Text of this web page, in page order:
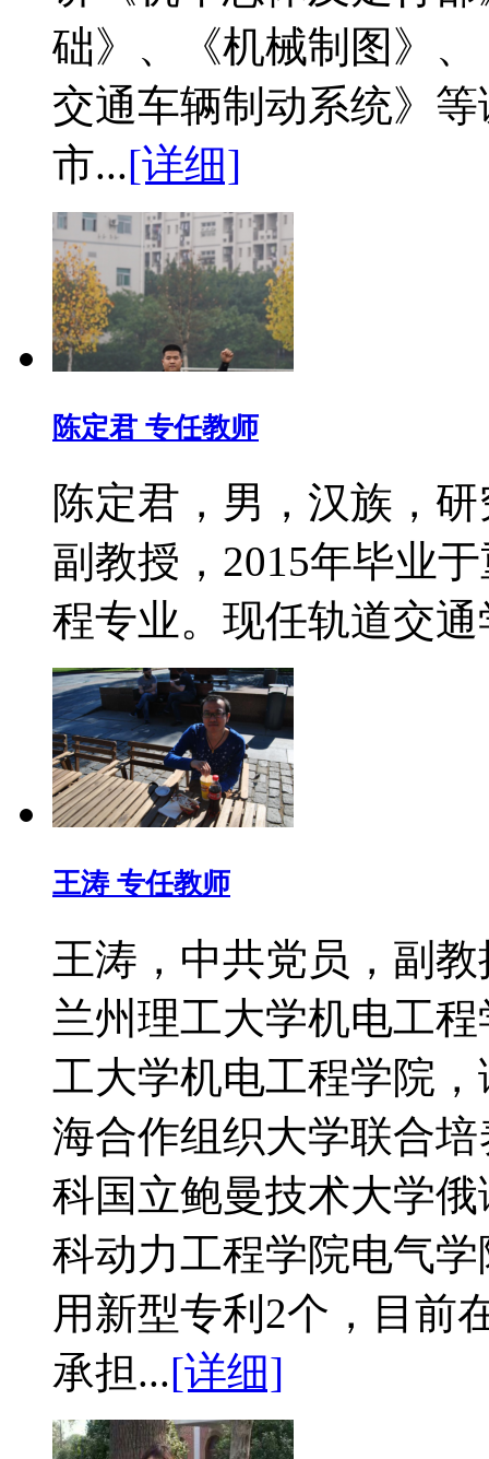
础》、《机械制图》
交通车辆制动系统》
市...[详细]
陈定君 专任教师
陈定君，男，汉族，
副教授，2015年毕业
程专业。现任轨道交
王涛 专任教师
王涛，中共党员，副
兰州理工大学机电工
工大学机电工程学院
海合作组织大学联合
科国立鲍曼技术大学
科动力工程学院电气
用新型专利2个，目前
承担...[详细]